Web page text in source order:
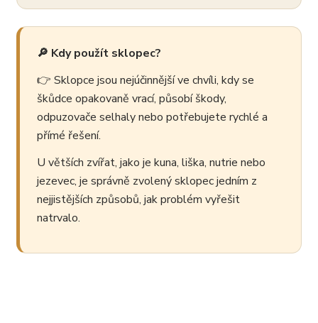
🔎 Kdy použít sklopec?
👉 Sklopce jsou nejúčinnější ve chvíli, kdy se
škůdce opakovaně vrací, působí škody,
odpuzovače selhaly nebo potřebujete rychlé a
přímé řešení.
U větších zvířat, jako je kuna, liška, nutrie nebo
jezevec, je správně zvolený sklopec jedním z
nejjistějších způsobů, jak problém vyřešit
natrvalo.